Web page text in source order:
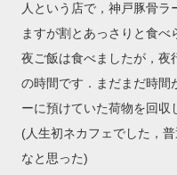
人という店で，神戸豚骨ラ
ますが割とあっさりと食べ
夜ご飯は食べましたが，夜
の時間です．まだまだ時間
ーに預けていた荷物を回収
(人生初ネカフェでした，
なと思った)